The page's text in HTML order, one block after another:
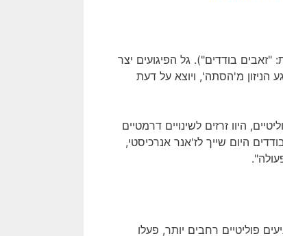
"זאבים בודדים"). גל הפיגועים יצר
הניזון מ'הסתה', ויוצא על דעת
היוו זרזים לשינויים דרמטיים
היום שייך לז'אנר אנרכיסטי,
פוליטיים רחבים יותר, פעלו